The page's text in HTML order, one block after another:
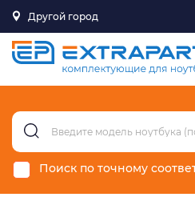
Другой город
Поиск по точному